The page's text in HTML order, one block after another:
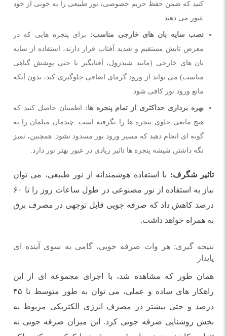
کنید که ضمن حفظ حریم خصوصی، نور طبیعی را به خوبی از خود
عبور می دهند.
نصب سایه بان های خارجی مناسب: برای پنجره هایی که در
معرض تابش مستقیم و شدید آفتاب قرار دارند، استفاده از سایه
بان های خارجی (مانند شیدرول، آفتابگیر یا حتی پوشش گیاهی
مناسب) می تواند از ورود گرمای اضافی جلوگیری کند، بدون آنکه
مانع ورود نور کافی شود.
بهره برداری حداکثری از تمام پنجره ها: اطمینان حاصل کنید که
هیچ مانعی جلوی پنجره ها را نگرفته است. چیدمان مبلمان را به
گونه ای انجام دهید که مسیر ورود نور مسدود نشود. همچنین، تمیز
نگه داشتن شیشه پنجره ها تاثیر زیادی در عبور بهتر نور دارد.
تاثیر شگرف: با استفاده هوشمندانه از نور طبیعی، می توان
نیاز به استفاده از نور مصنوعی در طول ساعات روز را تا ۶۰
درصد کاهش داد که صرفه جویی قابل توجهی در مصرف برق
به همراه خواهد داشت.
نتیجه گیری: هر وات صرفه جویی، گامی به سوی آینده ای
پایدار
همان طور که مشاهده شد، با اجرای مجموعه ای از این
راهکار های ساده و عملی، می توان به طور متوسط تا ۴۵
درصد و حتی بیشتر در مصرف انرژی الکتریکی مربوط به
بخش روشنایی صرفه جویی کرد. این میزان صرفه جویی نه